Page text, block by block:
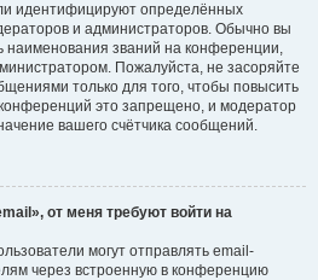
идентифицируют определённых
и администраторов. Обычно вы
званий на конференции,
Пожалуйста, не засоряйте
только для того, чтобы повысить
это запрещено, и модератор
вашего счётчика сообщений.
от меня требуют войти на
могут отправлять email-
через встроенную в конференцию